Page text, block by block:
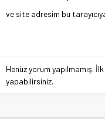
ve site adresim bu
Henüz yorum yapılmamış.
yapabilirsiniz.